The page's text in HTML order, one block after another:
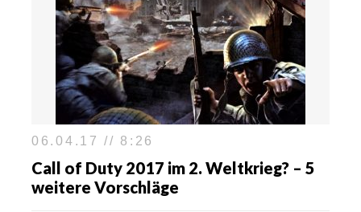
06.04.17 // 8:26
Call of Duty 2017 im 2. Weltkrieg? – 5
weitere Vorschläge